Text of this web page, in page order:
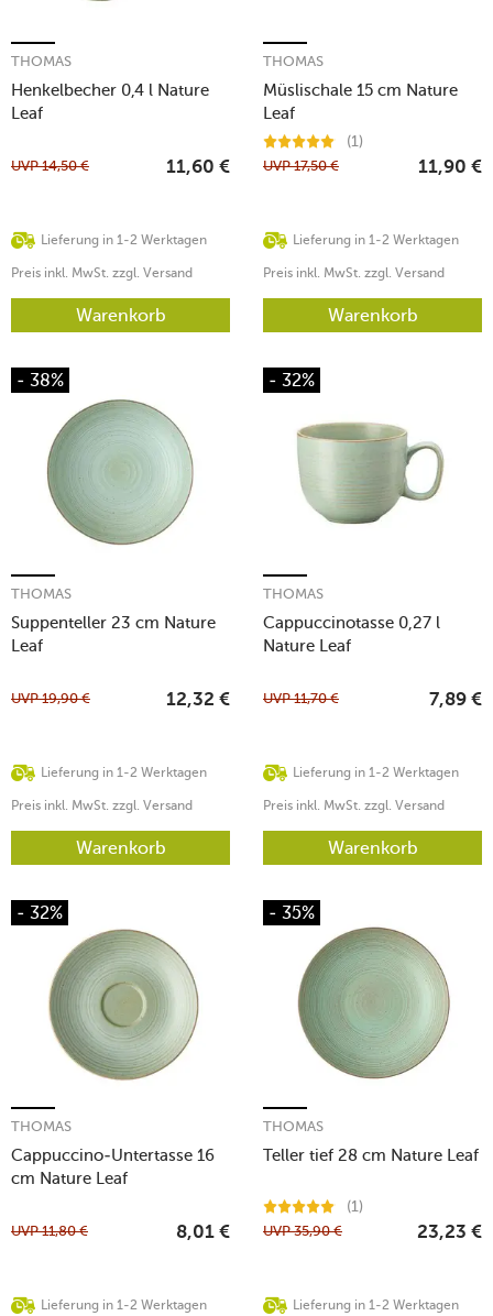
Henkelbecher 0,4 l Nature
Leaf
THOMAS
Lieferung in 1-2 Werktagen
UVP14,50 € 11,60 €
Preis inkl. MwSt. zzgl. Versand
Warenkorb
Müslischale 15 cm Nature
Leaf
THOMAS
(1)
Lieferung in 1-2 Werktagen
UVP17,50 € 11,90 €
Preis inkl. MwSt. zzgl. Versand
Warenkorb
- 38%
Suppenteller 23 cm Nature
Leaf
THOMAS
Lieferung in 1-2 Werktagen
UVP19,90 € 12,32 €
Preis inkl. MwSt. zzgl. Versand
Warenkorb
- 32%
Cappuccinotasse 0,27 l
Nature Leaf
THOMAS
Lieferung in 1-2 Werktagen
UVP11,70 € 7,89 €
Preis inkl. MwSt. zzgl. Versand
Warenkorb
- 32%
Cappuccino-Untertasse 16
cm Nature Leaf
THOMAS
Lieferung in 1-2 Werktagen
UVP11,80 € 8,01 €
- 35%
Teller tief 28 cm Nature Leaf
THOMAS
(1)
Lieferung in 1-2 Werktagen
UVP35,90 € 23,23 €